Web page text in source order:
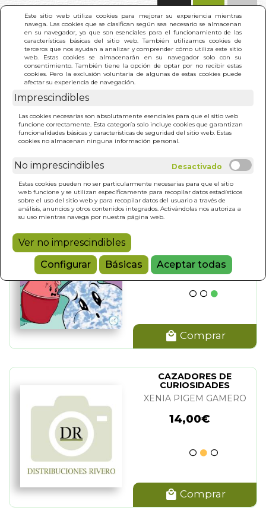
Este sitio web utiliza cookies para mejorar su experiencia mientras
navega. Las cookies que se clasifican según sea necesario se almacenan
en su navegador, ya que son esenciales para el funcionamiento de las
características básicas del sitio web. También utilizamos cookies de
terceros que nos ayudan a analizar y comprender cómo utiliza este sitio
web. Estas cookies se almacenarán en su navegador solo con su
consentimiento. También tiene la opción de optar por no recibir estas
cookies. Pero la exclusión voluntaria de algunas de estas cookies puede
afectar su experiencia de navegación.
Imprescindibles
Las cookies necesarias son absolutamente esenciales para que el sitio web
funcione correctamente. Esta categoría solo incluye cookies que garantizan
funcionalidades básicas y características de seguridad del sitio web. Estas
cookies no almacenan ninguna información personal.
No imprescindibles
Estas cookies pueden no ser particularmente necesarias para que el sitio
web funcione y se utilizan específicamente para recopilar datos estadísticos
sobre el uso del sitio web y para recopilar datos del usuario a través de
análisis, anuncios y otros contenidos integrados. Activándolas nos autoriza a
su uso mientras navega por nuestra página web.
Ver no imprescindibles
Configurar
Básicas Aceptar todas
(1)
INICIO > RESULTADO BÚSQUEDA
Estos son los resultados de tu búsqueda: xenia
pigem gamero
FU Y EL MUNDO DETRAS
13,00€
Comprar
CAZADORES DE
CURIOSIDADES
XENIA PIGEM GAMERO
14,00€
Comprar